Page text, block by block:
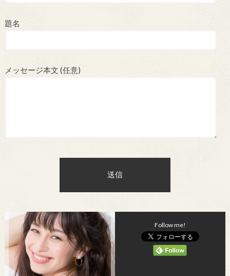
題名
メッセージ本文 (任意)
Follow me!